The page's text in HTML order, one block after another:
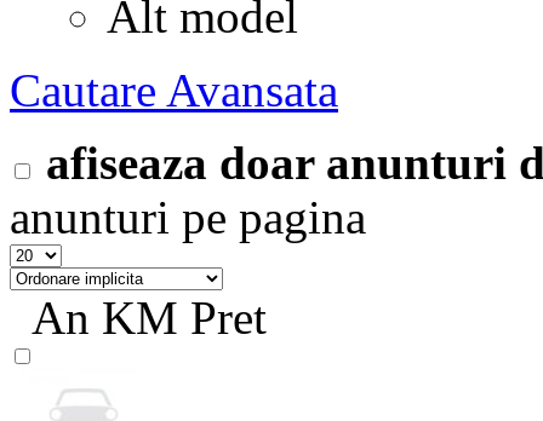
Alt model
Cautare Avansata
afiseaza doar anunturi
anunturi pe pagina
An KM Pret